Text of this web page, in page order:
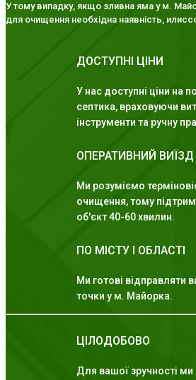
У тому випадку, якщо зливна яма у м.
для очищення необхідна наявність,
ДОСТУПНІ ЦІНИ
У нас доступні ціни на
септика, враховуючи
інструменти та ручну
ОПЕРАТИВНИЙ ВИЇЗД
Ми розуміємо
очищення, тому
об'єкт 40-60 хвилин.
ПО МІСТУ І ОБЛАСТІ
Ми готові відправляти
точки у м. Майорка.
ЦІЛОДОБОВО
Для вашої зручності ми